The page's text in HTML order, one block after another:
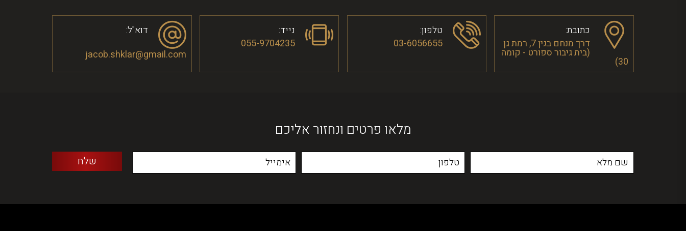
כתובת:
דרך מנחם בגין 7, רמת גן
(בית גיבור ספורט - קומה
30)
טלפון:
03-6056655
נייד:
055-9704235
דוא"ל:
jacob.shklar@gmail.com
מלאו פרטים ונחזור אליכם